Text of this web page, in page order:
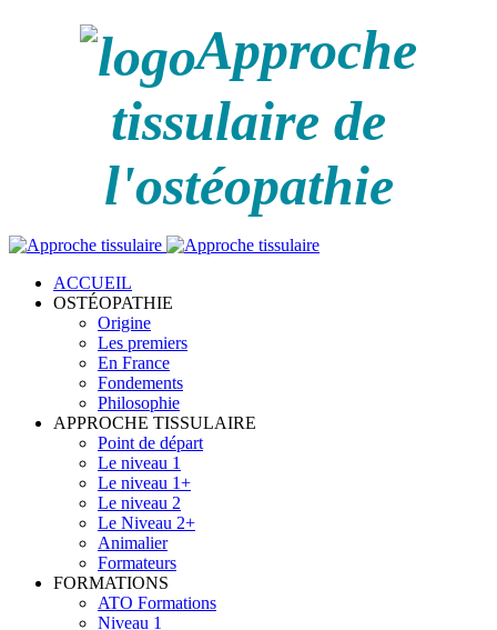
Approche
tissulaire de
l'ostéopathie
ACCUEIL
OSTÉOPATHIE
Origine
Les premiers
En France
Fondements
Philosophie
APPROCHE TISSULAIRE
Point de départ
Le niveau 1
Le niveau 1+
Le niveau 2
Le Niveau 2+
Animalier
Formateurs
FORMATIONS
ATO Formations
Niveau 1